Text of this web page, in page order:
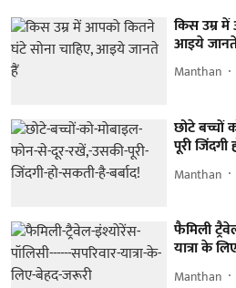
किस उम्र
आइये
Manthan
छोटे बच्चों
पूरी जिंदगी
Manthan
फैमिली
यात्रा के
Manthan